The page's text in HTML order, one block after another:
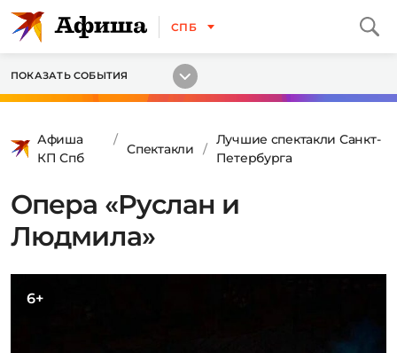
СПБ
ПОКАЗАТЬ СОБЫТИЯ
Афиша
КП Спб
Спектакли
Лучшие спектакли Санкт-
Петербурга
Опера «Руслан и
Людмила»
6+